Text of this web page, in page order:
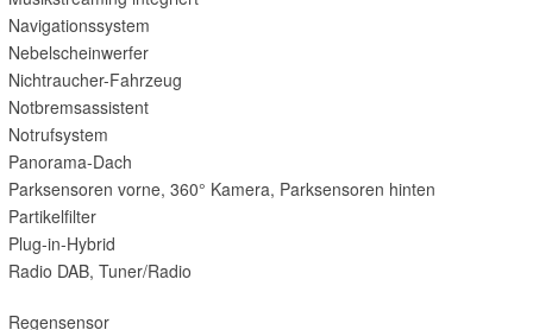
Navigationssystem
Nebelscheinwerfer
Nichtraucher-Fahrzeug
Notbremsassistent
Notrufsystem
Panorama-Dach
Parksensoren vorne, 360° Kamera, Parksensoren hinten
Partikelfilter
Plug-in-Hybrid
Radio DAB, Tuner/Radio
Regensensor